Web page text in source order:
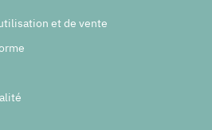
et de vente